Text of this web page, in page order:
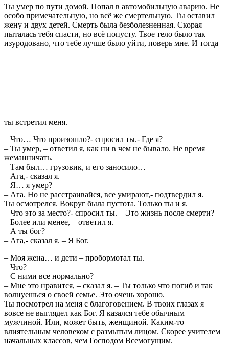
Ты умер по пути домой. Попал в автомобильную аварию. Не
особо примечательную, но всё же смертельную. Ты оставил
жену и двух детей. Смерть была безболезненная. Скорая
пыталась тебя спасти, но всё попусту. Твое тело было так
изуродовано, что тебе лучше было уйти, поверь мне. И тогда
ты встретил меня.
– Что… Что произошло?- спросил ты.- Где я?
– Ты умер, – ответил я, как ни в чем не бывало. Не время
жеманничать.
– Там был… грузовик, и его заносило…
– Ага,- сказал я.
– Я… я умер?
– Ага. Но не расстраивайся, все умирают,- подтвердил я.
Ты осмотрелся. Вокруг была пустота. Только ты и я.
– Что это за место?- спросил ты. – Это жизнь после смерти?
– Более или менее, – ответил я.
– А ты бог?
– Ага,- сказал я. – Я Бог.
– Моя жена… и дети – пробормотал ты.
– Что?
– С ними все нормально?
– Мне это нравится, – сказал я. – Ты только что погиб и так
волнуешься о своей семье. Это очень хорошо.
Ты посмотрел на меня с благоговением. В твоих глазах я
вовсе не выглядел как Бог. Я казался тебе обычным
мужчиной. Или, может быть, женщиной. Каким-то
влиятельным человеком с размытым лицом. Скорее учителем
начальных классов, чем Господом Всемогущим.